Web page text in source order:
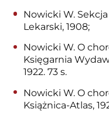
Nowicki W.
Lekarski, 1908;
Nowicki W. O
Księgarnia
1922. 73 s.
Nowicki W. O
Książnica-Atlas,